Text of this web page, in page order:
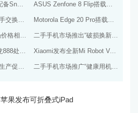
Sony Xperia 1 IV将配备Snapdragon 898处理器
二手手机平台开展二手交换计划，促进环保和可持续发展
二手OnePlus 7T市场价格相对平稳，成为消费者购买的实惠选择
Meizu 18s将采用骁龙888处理器和120Hz屏幕：性能和显示效果出色
机器人技术和自动化生产促进二手手机产业向智能制造转型
ASUS Zenfone 8 Flip搭载骁龙888 Plus处理器：游戏性能更佳
Motorola Edge 20 Pro搭载骁龙870处理器和1080p OLED屏幕：性能和显示效果出众
二手手机市场推出“破损换新”服务，提高市场环保意识和形象
Xiaomi发布全新Mi Robot Vacuum 3，搭载智能导航和强劲吸力
二手手机市场推广“健康用机”计划，关爱用户健康
苹果发布可折叠式iPad